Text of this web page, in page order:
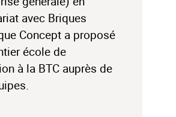
avec Briques
Concept a proposé
école de
à la BTC auprès de